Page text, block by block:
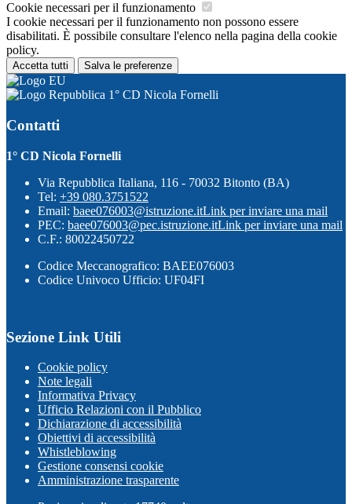
Cookie necessari per il funzionamento
I cookie necessari per il funzionamento non possono essere
disabilitati. È possibile consultare l'elenco nella pagina della cookie
policy.
Accetta tutti Salva le preferenze
1° CD Nicola Fornelli
Contatti
1° CD Nicola Fornelli
Via Repubblica Italiana, 116 - 70032 Bitonto (BA)
Tel: +39 080.3751522
Email: baee076003@istruzione.itLink per inviare una mail
PEC: baee076003@pec.istruzione.itLink per inviare una mail
C.F.: 80022450722
Codice Meccanografico: BAEE076003
Codice Univoco Ufficio: UF04FI
Sezione Link Utili
Cookie policy
Note legali
Informativa Privacy
Ufficio Relazioni con il Pubblico
Dichiarazione di accessibilità
Obiettivi di accessibilità
Whistleblowing
Gestione consensi cookie
Amministrazione trasparente